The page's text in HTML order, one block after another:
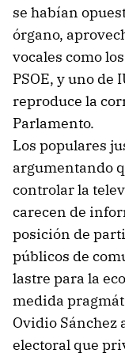
se habían
órgano,
vocales como
PSOE, y uno de
reproduce la
Parlamento.
Los populares
argumentando
controlar la
carecen de
posición de
públicos de
lastre para la
medida
Ovidio Sánchez
electoral que